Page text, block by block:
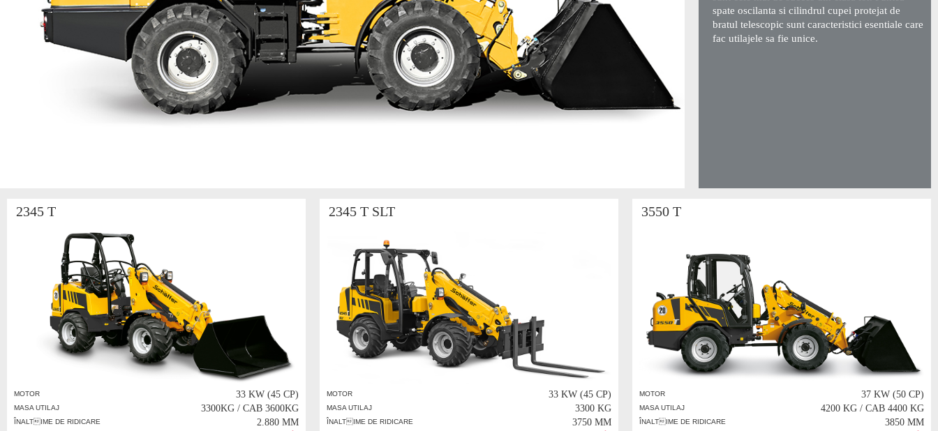
spate oscilanta si cilindrul cupei protejat de
bratul telescopic sunt caracteristici esentiale care
fac utilajele sa fie unice.
2345 T
MOTOR 33 KW (45 CP)
MASA UTILAJ 3300KG / CAB 3600KG
ÎNALTIME DE RIDICARE 2.880 MM
2345 T SLT
MOTOR 33 KW (45 CP)
MASA UTILAJ 3300 KG
ÎNALTIME DE RIDICARE 3750 MM
3550 T
MOTOR 37 KW (50 CP)
MASA UTILAJ 4200 KG / CAB 4400 KG
ÎNALTIME DE RIDICARE 3850 MM